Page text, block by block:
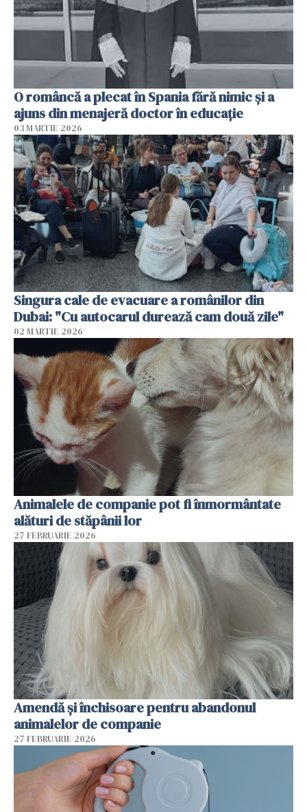
O româncă a plecat în Spania fără nimic și a
ajuns din menajeră doctor în educație
03 MARTIE 2026
Singura cale de evacuare a românilor din
Dubai: "Cu autocarul durează cam două zile"
02 MARTIE 2026
Animalele de companie pot fi înmormântate
alături de stăpânii lor
27 FEBRUARIE 2026
Amendă și închisoare pentru abandonul
animalelor de companie
27 FEBRUARIE 2026